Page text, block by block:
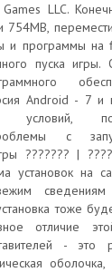
LLC.
754MB,
и программы на
пуска игры.
Android - 7 и
условий,
с
??????? |
установок на
сведениям
тоже
отличие
- это